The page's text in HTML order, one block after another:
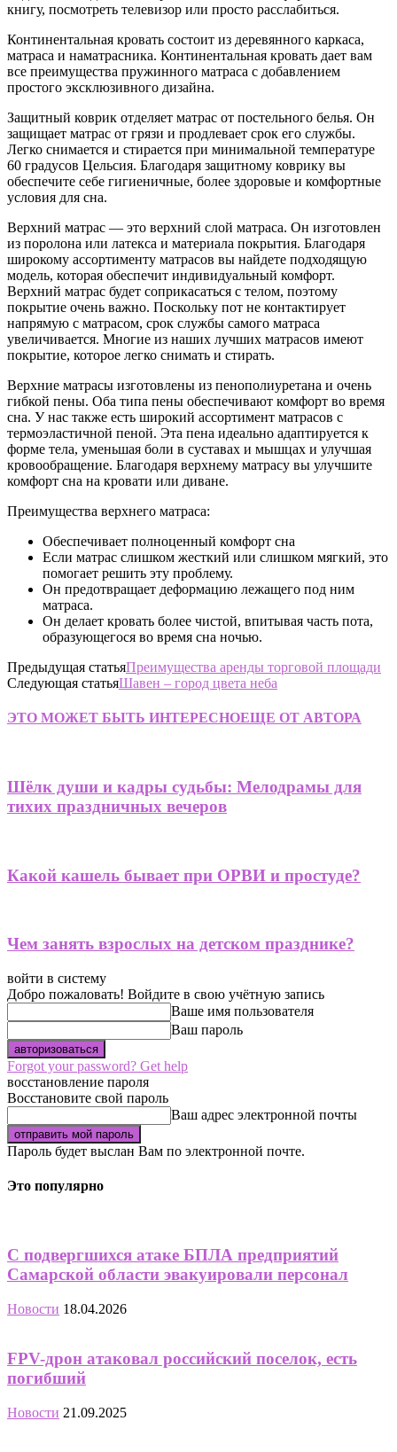
книгу, посмотреть телевизор или просто расслабиться.
Континентальная кровать состоит из деревянного каркаса,
матраса и наматрасника. Континентальная кровать дает вам
все преимущества пружинного матраса с добавлением
простого эксклюзивного дизайна.
Защитный коврик отделяет матрас от постельного белья. Он
защищает матрас от грязи и продлевает срок его службы.
Легко снимается и стирается при минимальной температуре
60 градусов Цельсия. Благодаря защитному коврику вы
обеспечите себе гигиеничные, более здоровые и комфортные
условия для сна.
Верхний матрас — это верхний слой матраса. Он изготовлен
из поролона или латекса и материала покрытия. Благодаря
широкому ассортименту матрасов вы найдете подходящую
модель, которая обеспечит индивидуальный комфорт.
Верхний матрас будет соприкасаться с телом, поэтому
покрытие очень важно. Поскольку пот не контактирует
напрямую с матрасом, срок службы самого матраса
увеличивается. Многие из наших лучших матрасов имеют
покрытие, которое легко снимать и стирать.
Верхние матрасы изготовлены из пенополиуретана и очень
гибкой пены. Оба типа пены обеспечивают комфорт во время
сна. У нас также есть широкий ассортимент матрасов с
термоэластичной пеной. Эта пена идеально адаптируется к
форме тела, уменьшая боли в суставах и мышцах и улучшая
кровообращение. Благодаря верхнему матрасу вы улучшите
комфорт сна на кровати или диване.
Преимущества верхнего матраса:
Обеспечивает полноценный комфорт сна
Если матрас слишком жесткий или слишком мягкий, это
помогает решить эту проблему.
Он предотвращает деформацию лежащего под ним
матраса.
Он делает кровать более чистой, впитывая часть пота,
образующегося во время сна ночью.
Предыдущая статьяПреимущества аренды торговой площади
Следующая статьяШавен – город цвета неба
ЭТО МОЖЕТ БЫТЬ ИНТЕРЕСНОЕЩЕ ОТ АВТОРА
Шёлк души и кадры судьбы: Мелодрамы для
тихих праздничных вечеров
Какой кашель бывает при ОРВИ и простуде?
Чем занять взрослых на детском празднике?
войти в систему
Добро пожаловать! Войдите в свою учётную запись
Ваше имя пользователя
Ваш пароль
Forgot your password? Get help
восстановление пароля
Восстановите свой пароль
Ваш адрес электронной почты
Пароль будет выслан Вам по электронной почте.
Это популярно
С подвергшихся атаке БПЛА предприятий
Самарской области эвакуировали персонал
Новости 18.04.2026
FPV-дрон атаковал российский поселок, есть
погибший
Новости 21.09.2025